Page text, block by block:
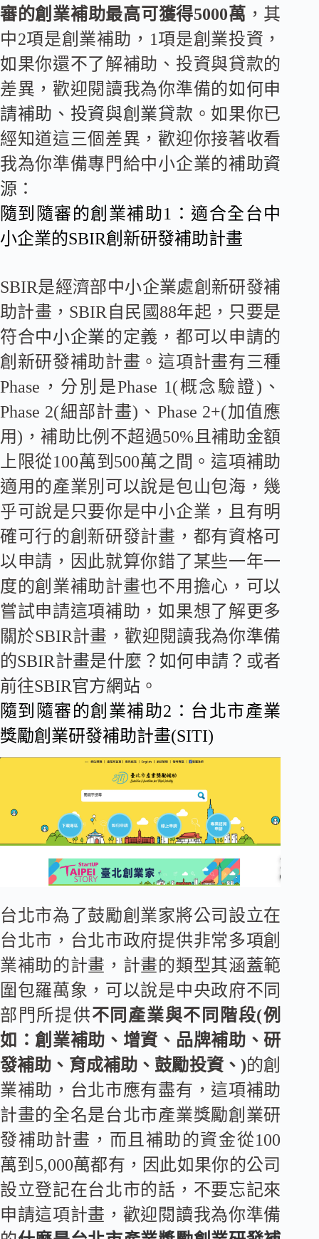
審的創業補助最高可獲得5000萬 ，其
中2項是創業補助，1項是創業投資，
如果你還不了解補助、投資與貸款的
差異，歡迎閱讀我為你準備的如何申
請補助、投資與創業貸款 。如果你已
經知道這三個差異，歡迎你接著收看
我為你準備專門給中小企業的補助資
源 ：
隨到隨審的創業補助1：適合全台中
小企業的SBIR創新研發補助計畫
SBIR是經濟部中小企業處創新研發補
助計畫，SBIR自民國88年起，只要是
符合中小企業的定義，都可以申請的
創新研發補助計畫。這項計畫有三種
Phase，分別是Phase 1(概念驗證)、
Phase 2(細部計畫)、Phase 2+(加值應
用)，補助比例不超過50%且補助金額
上限從100萬到500萬之間。這項補助
適用的產業別可以說是包山包海，幾
乎可說是只要你是中小企業，且有明
確可行的創新研發計畫，都有資格可
以申請，因此就算你錯了某些一年一
度的創業補助計畫也不用擔心，可以
嘗試申請這項補助，如果想了解更多
關於SBIR計畫，歡迎閱讀我為你準備
的SBIR計畫是什麼？如何申請？ 或者
前往SBIR官方網站 。
隨到隨審的創業補助2：台北市產業
獎勵創業研發補助計畫(SITI)
台北市為了鼓勵創業家將公司設立在
台北市，台北市政府提供非常多項創
業補助的計畫，計畫的類型其涵蓋範
圍包羅萬象，可以說是中央政府不同
部門所提供不同產業與不同階段(例
如：創業補助、增資、品牌補助、研
發補助、育成補助、鼓勵投資、)的創
業補助，台北市應有盡有，這項補助
計畫的全名是台北市產業獎勵創業研
發補助計畫，而且補助的資金從100
萬到5,000萬都有，因此如果你的公司
設立登記在台北市的話，不要忘記來
申請這項計畫，歡迎閱讀我為你準備